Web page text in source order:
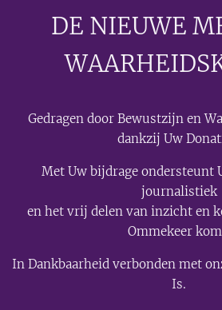
DE NIEUWE
Gedragen door Bewustzijn en
dankzij Uw
Met Uw bijdrage ondersteunt
journalistiek
en het vrij delen van inzicht en
Ommekeer
In Dankbaarheid verbonden met
Is.